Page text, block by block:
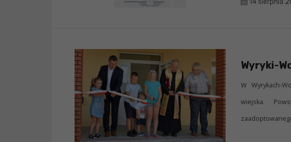
14 sierpnia
Wyryki-
W Wyrykach-
wiejska.